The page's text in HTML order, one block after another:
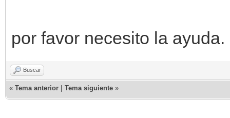
por favor necesito la
Buscar
« Tema anterior Tema siguiente »